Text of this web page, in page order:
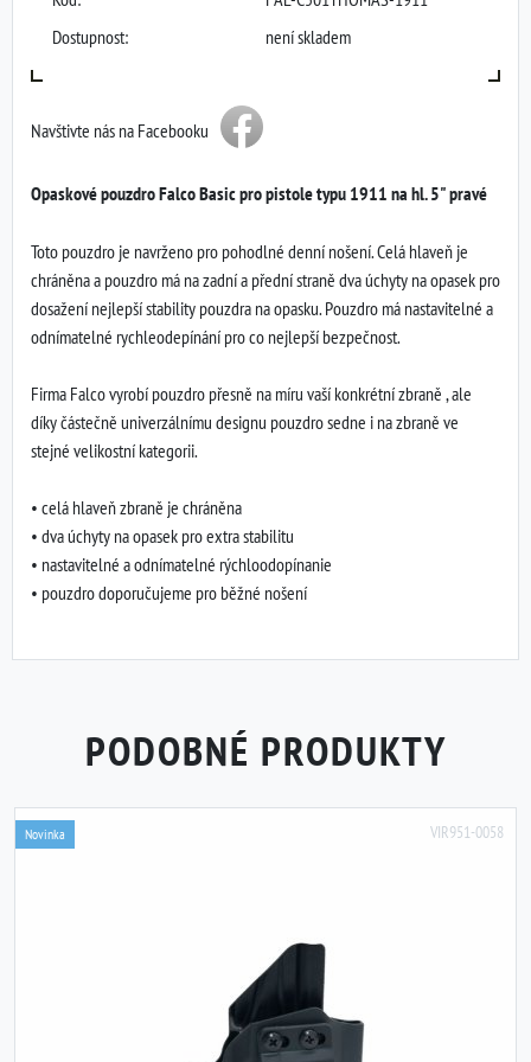
Dostupnost:
není skladem
Navštivte nás na Facebooku
Opaskové pouzdro Falco Basic pro pistole typu 1911 na hl. 5" pravé
Toto pouzdro je navrženo pro pohodlné denní nošení. Celá hlaveň je
chráněna a pouzdro má na zadní a přední straně dva úchyty na opasek pro
dosažení nejlepší stability pouzdra na opasku. Pouzdro má nastavitelné a
odnímatelné rychleodepínání pro co nejlepší bezpečnost.
Firma Falco vyrobí pouzdro přesně na míru vaší konkrétní zbraně , ale
díky částečně univerzálnímu designu pouzdro sedne i na zbraně ve
stejné velikostní kategorii.
• celá hlaveň zbraně je chráněna
• dva úchyty na opasek pro extra stabilitu
• nastavitelné a odnímatelné rýchloodopínanie
• pouzdro doporučujeme pro běžné nošení
PODOBNÉ PRODUKTY
VIR951-0058
Novinka